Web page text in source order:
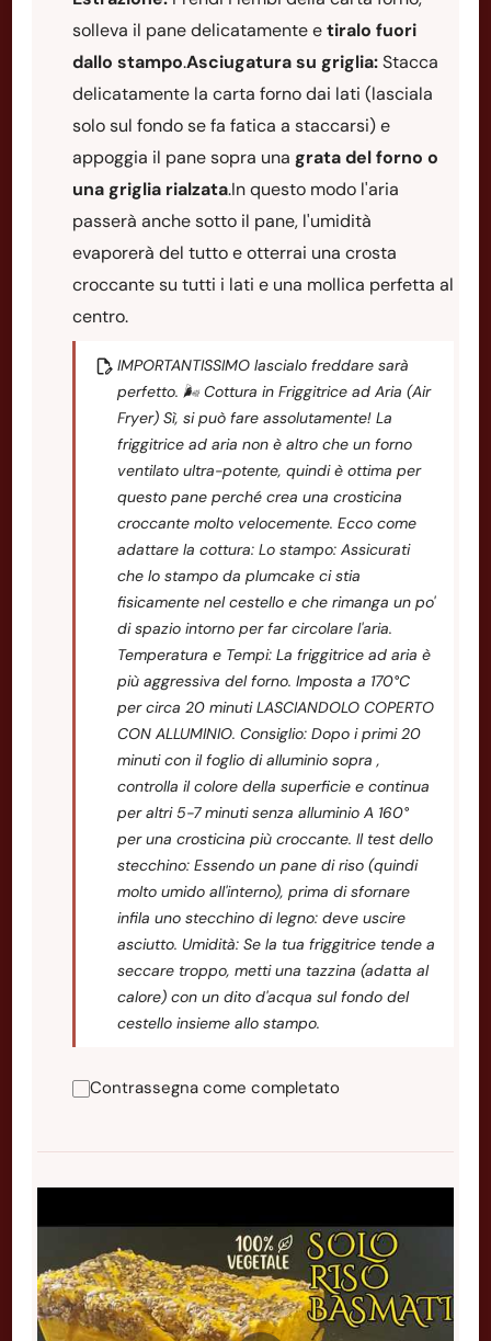
solleva il pane delicatamente etiralo fuori
dallo stampo.Asciugatura su griglia:Stacca
delicatamente la carta forno dai lati (lasciala
solo sul fondo se fa fatica a staccarsi) e
appoggia il pane sopra una grata del forno o
una griglia rialzata.In questo modo l'aria
passerà anche sotto il pane, l'umidità
evaporerà del tutto e otterrai una crosta
croccante su tutti i lati e una mollica perfetta al
centro.
IMPORTANTISSIMO lascialo freddare sarà
perfetto. 🌬️ Cottura in Friggitrice ad Aria (Air
Fryer) Sì, si può fare assolutamente! La
friggitrice ad aria non è altro che un forno
ventilato ultra-potente, quindi è ottima per
questo pane perché crea una crosticina
croccante molto velocemente. Ecco come
adattare la cottura: Lo stampo: Assicurati
che lo stampo da plumcake ci stia
fisicamente nel cestello e che rimanga un po'
di spazio intorno per far circolare l'aria.
Temperatura e Tempi: La friggitrice ad aria è
più aggressiva del forno. Imposta a 170°C
per circa 20 minuti LASCIANDOLO COPERTO
CON ALLUMINIO. Consiglio: Dopo i primi 20
minuti con il foglio di alluminio sopra ,
controlla il colore della superficie e continua
per altri 5-7 minuti senza alluminio A 160°
per una crosticina più croccante. Il test dello
stecchino: Essendo un pane di riso (quindi
molto umido all'interno), prima di sfornare
infila uno stecchino di legno: deve uscire
asciutto. Umidità: Se la tua friggitrice tende a
seccare troppo, metti una tazzina (adatta al
calore) con un dito d'acqua sul fondo del
cestello insieme allo stampo.
Contrassegna come completato